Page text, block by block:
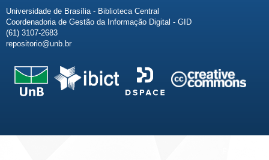
Universidade de Brasília - Biblioteca Central
Coordenadoria de Gestão da Informação Digital - GID
(61) 3107-2683
repositorio@unb.br